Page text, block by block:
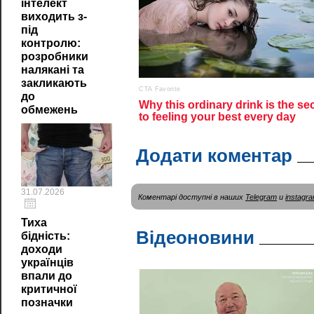
інтелект
виходить з-
під
контролю:
розробники
налякані та
закликають
до
обмежень
31.07.2026
Тиха
бідність:
доходи
українців
впали до
критичної
позначки
Додати коментар
Коментарі доступні в наших Telegram и
Відеоновини